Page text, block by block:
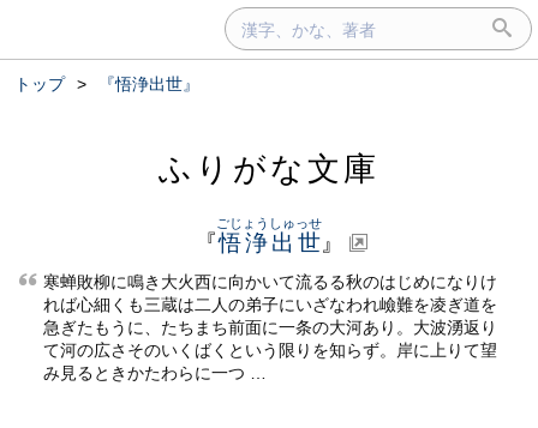
トップ > 『悟浄出世』
ふりがな文庫
『悟浄出世
ごじょうしゅっせ
』
寒蝉敗柳に鳴き大火西に向かいて流るる秋のはじめになりけ
れば心細くも三蔵は二人の弟子にいざなわれ嶮難を凌ぎ道を
急ぎたもうに、たちまち前面に一条の大河あり。大波湧返り
て河の広さそのいくばくという限りを知らず。岸に上りて望
み見るときかたわらに一つ …